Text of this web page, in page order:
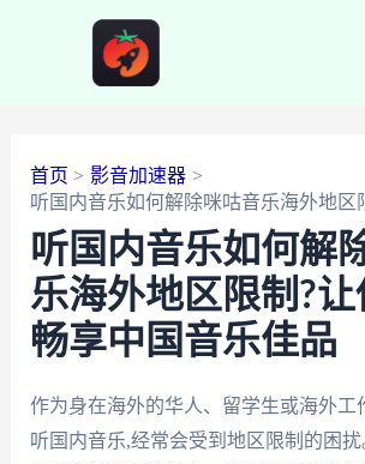
首页
影音加速器
听国内音乐如何解除咪咕音乐海外地区
听国内音乐如何解
乐海外地区限制?
畅享中国音乐佳品
作为身在海外的华人、留学生或海外工
听国内音乐,经常会受到地区限制的困